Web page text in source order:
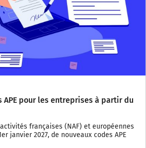
APE pour les entreprises à partir du
françaises (NAF) et européennes
janvier 2027, de nouveaux codes APE